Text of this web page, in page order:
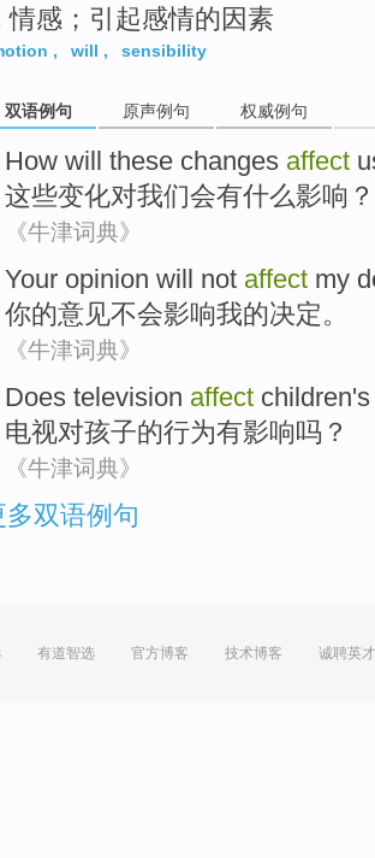
情感；引起感情的因素
, will , sensibility
双语例句 原声例句 权威例句
How will these changes affect
这些变化对我们会有什么影响 ？
《牛津词典》
Your opinion will not affect my
你的意见不会影响我的决定。
《牛津词典》
Does television affect children's
电视对孩子的行为有影响吗？
《牛津词典》
多双语例句
有道智选 官方博客 技术博客 诚聘英才